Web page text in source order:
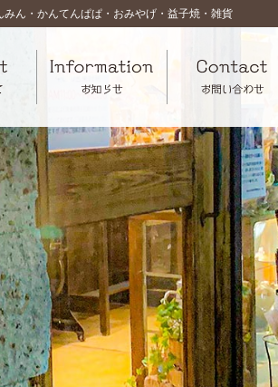
みん・かんてんぱぱ・おみやげ・益子焼・雑貨